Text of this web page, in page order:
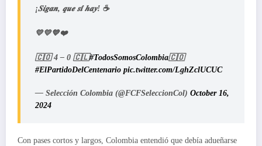
¡𝑺𝒊𝒈𝒂𝒏, 𝒒𝒖𝒆 𝒔𝒊́ 𝒉𝒂𝒚! ☕️
💛💛💙❤️
🇨🇴 4 – 0 🇨🇱#TodosSomosColombia🇨🇴
#ElPartidoDelCentenario pic.twitter.com/LghZclUCUC
— Selección Colombia (@FCFSeleccionCol) October 16,
2024
Con pases cortos y largos, Colombia entendió que debía adueñarse